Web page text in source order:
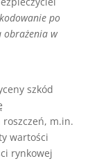
po
obrażenia w
szkód
m.in.
wartości
rynkowej